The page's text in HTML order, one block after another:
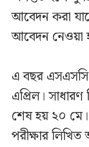
আবেদন করা
আবেদন নেওয়া
এ বছর
এপ্রিল।
শেষ হয় ২০
পরীক্ষার